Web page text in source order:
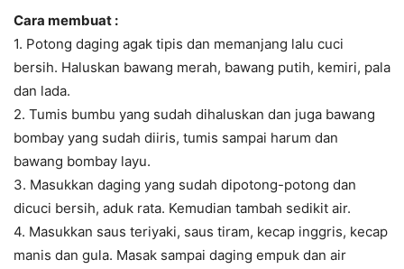
Cara membuat :
1. Potong daging agak tipis dan memanjang lalu cuci
bersih. Haluskan bawang merah, bawang putih, kemiri, pala
dan lada.
2. Tumis bumbu yang sudah dihaluskan dan juga bawang
bombay yang sudah diiris, tumis sampai harum dan
bawang bombay layu.
3. Masukkan daging yang sudah dipotong-potong dan
dicuci bersih, aduk rata. Kemudian tambah sedikit air.
4. Masukkan saus teriyaki, saus tiram, kecap inggris, kecap
manis dan gula. Masak sampai daging empuk dan air